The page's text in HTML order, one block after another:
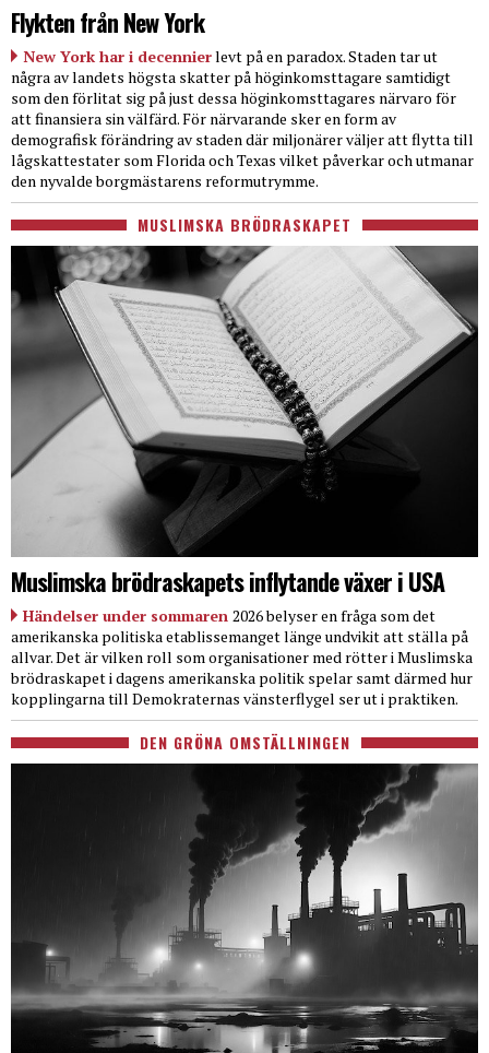
Flykten från New York
New York har i decennierlevt på en paradox. Staden tar ut
några av landets högsta skatter på höginkomsttagare samtidigt
som den förlitat sig på just dessa höginkomsttagares närvaro för
att finansiera sin välfärd. För närvarande sker en form av
demografisk förändring av staden där miljonärer väljer att flytta till
lågskattestater som Florida och Texas vilket påverkar och utmanar
den nyvalde borgmästarens reformutrymme.
MUSLIMSKA BRÖDRASKAPET
Muslimska brödraskapets inflytande växer i USA
Händelser under sommaren 2026 belyser en fråga som det
amerikanska politiska etablissemanget länge undvikit att ställa på
allvar. Det är vilken roll som organisationer med rötter i Muslimska
brödraskapet i dagens amerikanska politik spelar samt därmed hur
kopplingarna till Demokraternas vänsterflygel ser ut i praktiken.
DEN GRÖNA OMSTÄLLNINGEN